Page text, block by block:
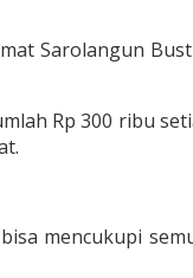
Sarolangun
Rp 300 ribu
mencukupi